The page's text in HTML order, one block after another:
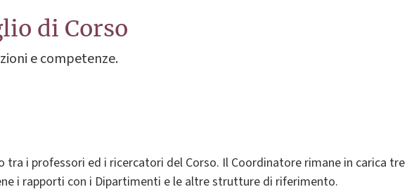
di Corso
e competenze.
i professori ed i ricercatori del Corso. Il Coordinatore rimane in carica
i rapporti con i Dipartimenti e le altre strutture di riferimento.